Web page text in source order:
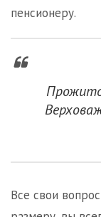
пенсионеру.
Все свои